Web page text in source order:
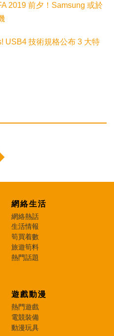
2019 前夕！Samsung 或於
USB4 技術規格公布 3 大特
網絡生活
網絡熱話
生活情報
筍買着數
旅遊筍料
熱門話題
遊戲動漫
熱門遊戲
電競裝備
動漫玩具